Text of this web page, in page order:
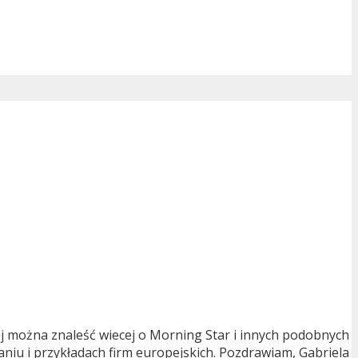
można znaleść wiecej o Morning Star i innych podobnych
i przykładach firm europejskich. Pozdrawiam, Gabriela